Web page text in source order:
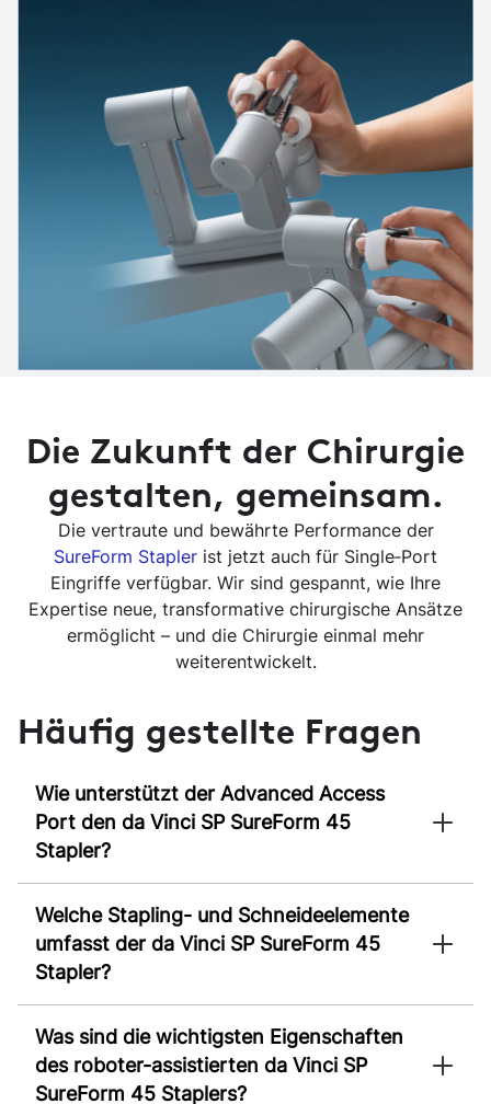
Die Zukunft der Chirurgie
gestalten, gemeinsam.
Die vertraute und bewährte Performance der
SureForm Stapler ist jetzt auch für Single‑Port
Eingriffe verfügbar. Wir sind gespannt, wie Ihre
Expertise neue, transformative chirurgische Ansätze
ermöglicht – und die Chirurgie einmal mehr
weiterentwickelt.
Häufig gestellte Fragen
Wie unterstützt der Advanced Access
Port den da Vinci SP SureForm 45
Stapler?
Welche Stapling- und Schneideelemente
umfasst der da Vinci SP SureForm 45
Stapler?
Was sind die wichtigsten Eigenschaften
des roboter-assistierten da Vinci SP
SureForm 45 Staplers?